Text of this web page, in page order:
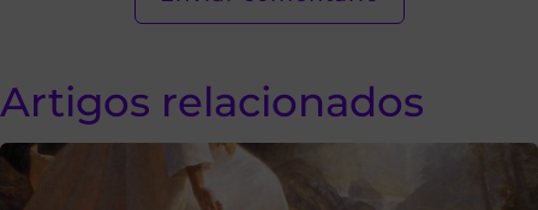
Artigos relacionados